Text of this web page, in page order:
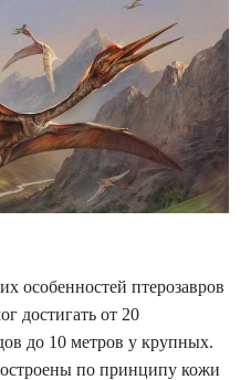
особенностей птерозавров
достигать от 20
до 10 метров у крупных.
по принципу кожи